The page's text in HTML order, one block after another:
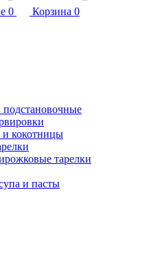
0 Корзина 0
кокотницы
тарелки
и пасты